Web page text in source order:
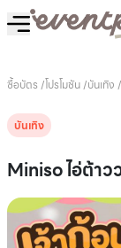
ซื้อบัตร /โปรโมชัน/บันเทิง /
บันเทิง
Miniso ไอ่ต้า